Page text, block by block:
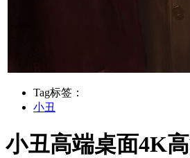
Tag标签：
小丑
小丑高端桌面4K